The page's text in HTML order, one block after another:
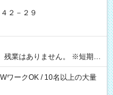
２－２９
ありません。 ※短期の
承くださいませ。
ワークOK / 10名以上の大量